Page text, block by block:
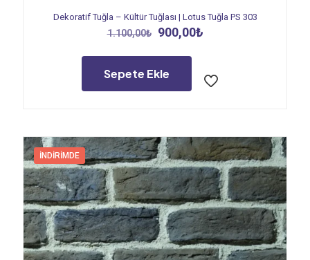
Dekoratif Tuğla – Kültür Tuğlası | Lotus Tuğla PS 303
1.100,00₺
Orijinal
1.100,00₺.
900,00₺Şu
Sepete Ekle
İNDIRIMDE